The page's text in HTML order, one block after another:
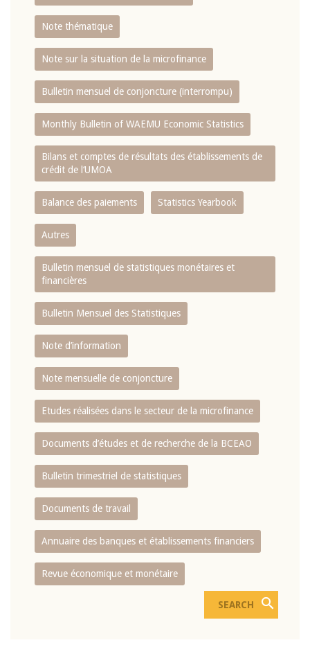
Note thématique
Note sur la situation de la microfinance
Bulletin mensuel de conjoncture (interrompu)
Monthly Bulletin of WAEMU Economic Statistics
Bilans et comptes de résultats des établissements de
crédit de l‘UMOA
Balance des paiements Statistics Yearbook
Autres
Bulletin mensuel de statistiques monétaires et
financières
Bulletin Mensuel des Statistiques
Note d’information
Note mensuelle de conjoncture
Etudes réalisées dans le secteur de la microfinance
Documents d’études et de recherche de la BCEAO
Bulletin trimestriel de statistiques
Documents de travail
Annuaire des banques et établissements financiers
Revue économique et monétaire